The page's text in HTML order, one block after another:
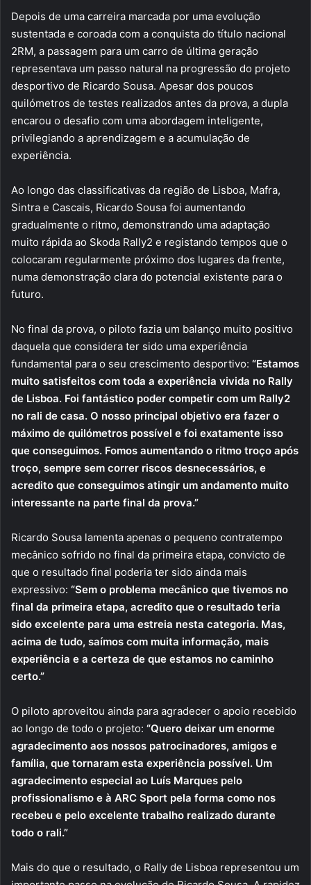
Depois de uma carreira marcada por uma evolução
sustentada e coroada com a conquista do título nacional
2RM, a passagem para um carro de última geração
representava um passo natural na progressão do projeto
desportivo de Ricardo Sousa. Apesar dos poucos
quilómetros de testes realizados antes da prova, a dupla
encarou o desafio com uma abordagem inteligente,
privilegiando a aprendizagem e a acumulação de
experiência.
Ao longo das classificativas da região de Lisboa, Mafra,
Sintra e Cascais, Ricardo Sousa foi aumentando
gradualmente o ritmo, demonstrando uma adaptação
muito rápida ao Skoda Rally2 e registando tempos que o
colocaram regularmente próximo dos lugares da frente,
numa demonstração clara do potencial existente para o
futuro.
No final da prova, o piloto fazia um balanço muito positivo
daquela que considera ter sido uma experiência
fundamental para o seu crescimento desportivo: “Estamos
muito satisfeitos com toda a experiência vivida no Rally
de Lisboa. Foi fantástico poder competir com um Rally2
no rali de casa. O nosso principal objetivo era fazer o
máximo de quilómetros possível e foi exatamente isso
que conseguimos. Fomos aumentando o ritmo troço após
troço, sempre sem correr riscos desnecessários, e
acredito que conseguimos atingir um andamento muito
interessante na parte final da prova.”
Ricardo Sousa lamenta apenas o pequeno contratempo
mecânico sofrido no final da primeira etapa, convicto de
que o resultado final poderia ter sido ainda mais
expressivo: “Sem o problema mecânico que tivemos no
final da primeira etapa, acredito que o resultado teria
sido excelente para uma estreia nesta categoria. Mas,
acima de tudo, saímos com muita informação, mais
experiência e a certeza de que estamos no caminho
certo.”
O piloto aproveitou ainda para agradecer o apoio recebido
ao longo de todo o projeto: “Quero deixar um enorme
agradecimento aos nossos patrocinadores, amigos e
família, que tornaram esta experiência possível. Um
agradecimento especial ao Luís Marques pelo
profissionalismo e à ARC Sport pela forma como nos
recebeu e pelo excelente trabalho realizado durante
todo o rali.”
Mais do que o resultado, o Rally de Lisboa representou um